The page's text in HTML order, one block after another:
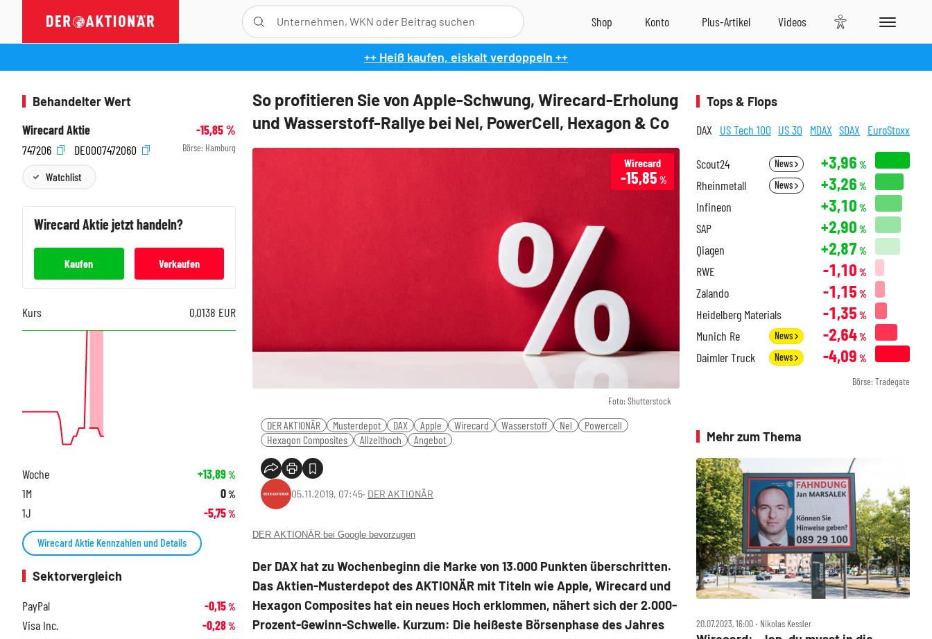
++ Heiß kaufen, eiskalt verdoppeln ++
So profitieren Sie von Apple-Schwung, Wirecard-Erholung
und Wasserstoff-Rallye bei Nel, PowerCell, Hexagon & Co
Foto: Shutterstock
Wirecard
-15,85 %
DER AKTIONÄR Musterdepot DAX Apple Wirecard Wasserstoff Nel
Powercell
Hexagon Composites
Allzeithoch Angebot
05.11.2019, 07:45‧ DER AKTIONÄR
DER AKTIONÄR bei Google bevorzugen
Der DAX hat zu Wochenbeginn die Marke von 13.000 Punkten überschritten.
Das Aktien-Musterdepot des AKTIONÄR mit Titeln wie Apple, Wirecard und
Hexagon Composites hat ein neues Hoch erklommen, nähert sich der 2.000-
Prozent-Gewinn-Schwelle. Kurzum: Die heißeste Börsenphase des Jahres
Behandelter Wert
Wirecard Aktie
-15,85%
747206
DE0007472060 Börse: Hamburg
Watchlist
WirecardAktie jetzt handeln?
Kaufen Verkaufen
Kurs 0,0138 EUR
Woche +13,89%
1M 0%
1J -5,75%
Wirecard Aktie Kennzahlen und Details
Sektorvergleich
PayPal
-0,15%
Visa Inc. -0,28%
Tops & Flops
DAX US Tech 100 US 30 MDAX SDAX EuroStoxx
Scout24 News +3,96 %
Rheinmetall News +3,26 %
Infineon +3,10 %
SAP +2,90 %
Qiagen +2,87 %
RWE -1,10 %
Zalando -1,15 %
Heidelberg Materials -1,35 %
Munich Re News -2,64%
Daimler Truck News -4,09 %
Börse: Tradegate
Mehr zum Thema
20.07.2023, 16:00 ‧ Nikolas Kessler